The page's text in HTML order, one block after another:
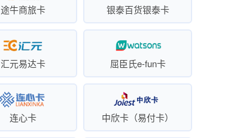
途牛商旅卡 银泰百货银泰卡
汇元易达卡 屈臣氏e-fun卡
连心卡 中欣卡（易付卡）